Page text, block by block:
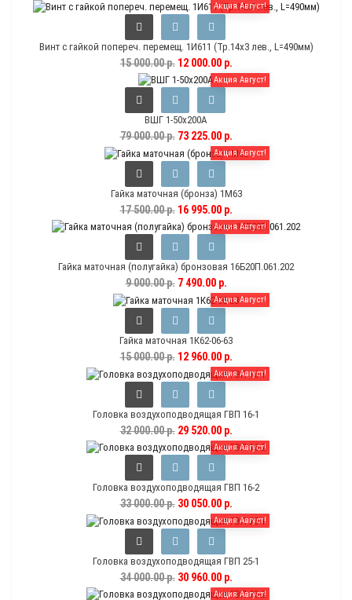
Акция Август!
Винт с гайкой попереч. перемещ. 1И611 (Тр.14х3 лев., L=490мм)
15 000.00 р.12 000.00 р.
Акция Август!
ВШГ 1-50х200А
79 000.00 р.73 225.00 р.
Акция Август!
Гайка маточная (бронза) 1М63
17 500.00 р.16 995.00 р.
Акция Август!
Гайка маточная (полугайка) бронзовая 16Б20П.061.202
9 000.00 р.7 490.00 р.
Акция Август!
Гайка маточная 1К62-06-63
15 000.00 р.12 960.00 р.
Акция Август!
Головка воздухоподводящая ГВП 16-1
32 000.00 р.29 520.00 р.
Акция Август!
Головка воздухоподводящая ГВП 16-2
33 000.00 р.30 050.00 р.
Акция Август!
Головка воздухоподводящая ГВП 25-1
34 000.00 р.30 960.00 р.
Акция Август!